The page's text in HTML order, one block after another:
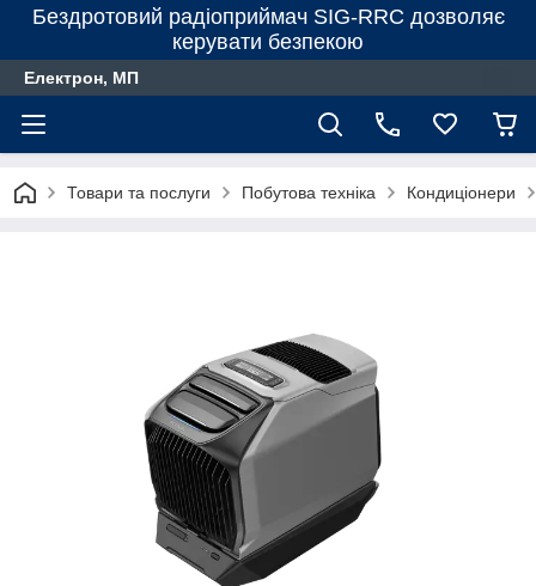
Бездротовий радіоприймач SIG-RRC дозволяє
керувати безпекою
Електрон, МП
Товари та послуги Побутова техніка Кондиціонери